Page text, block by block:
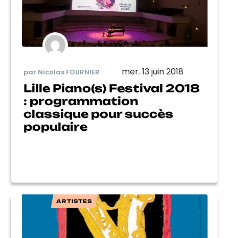
par Nicolas FOURNIER mer. 13 juin 2018
Lille Piano(s) Festival 2018
: programmation
classique pour succès
populaire
ARTISTES